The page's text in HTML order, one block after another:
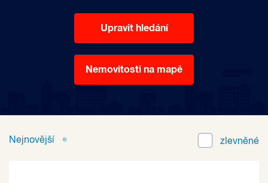
Upravit hledání
Nemovitosti na mapě
Nejnovější zlevněné